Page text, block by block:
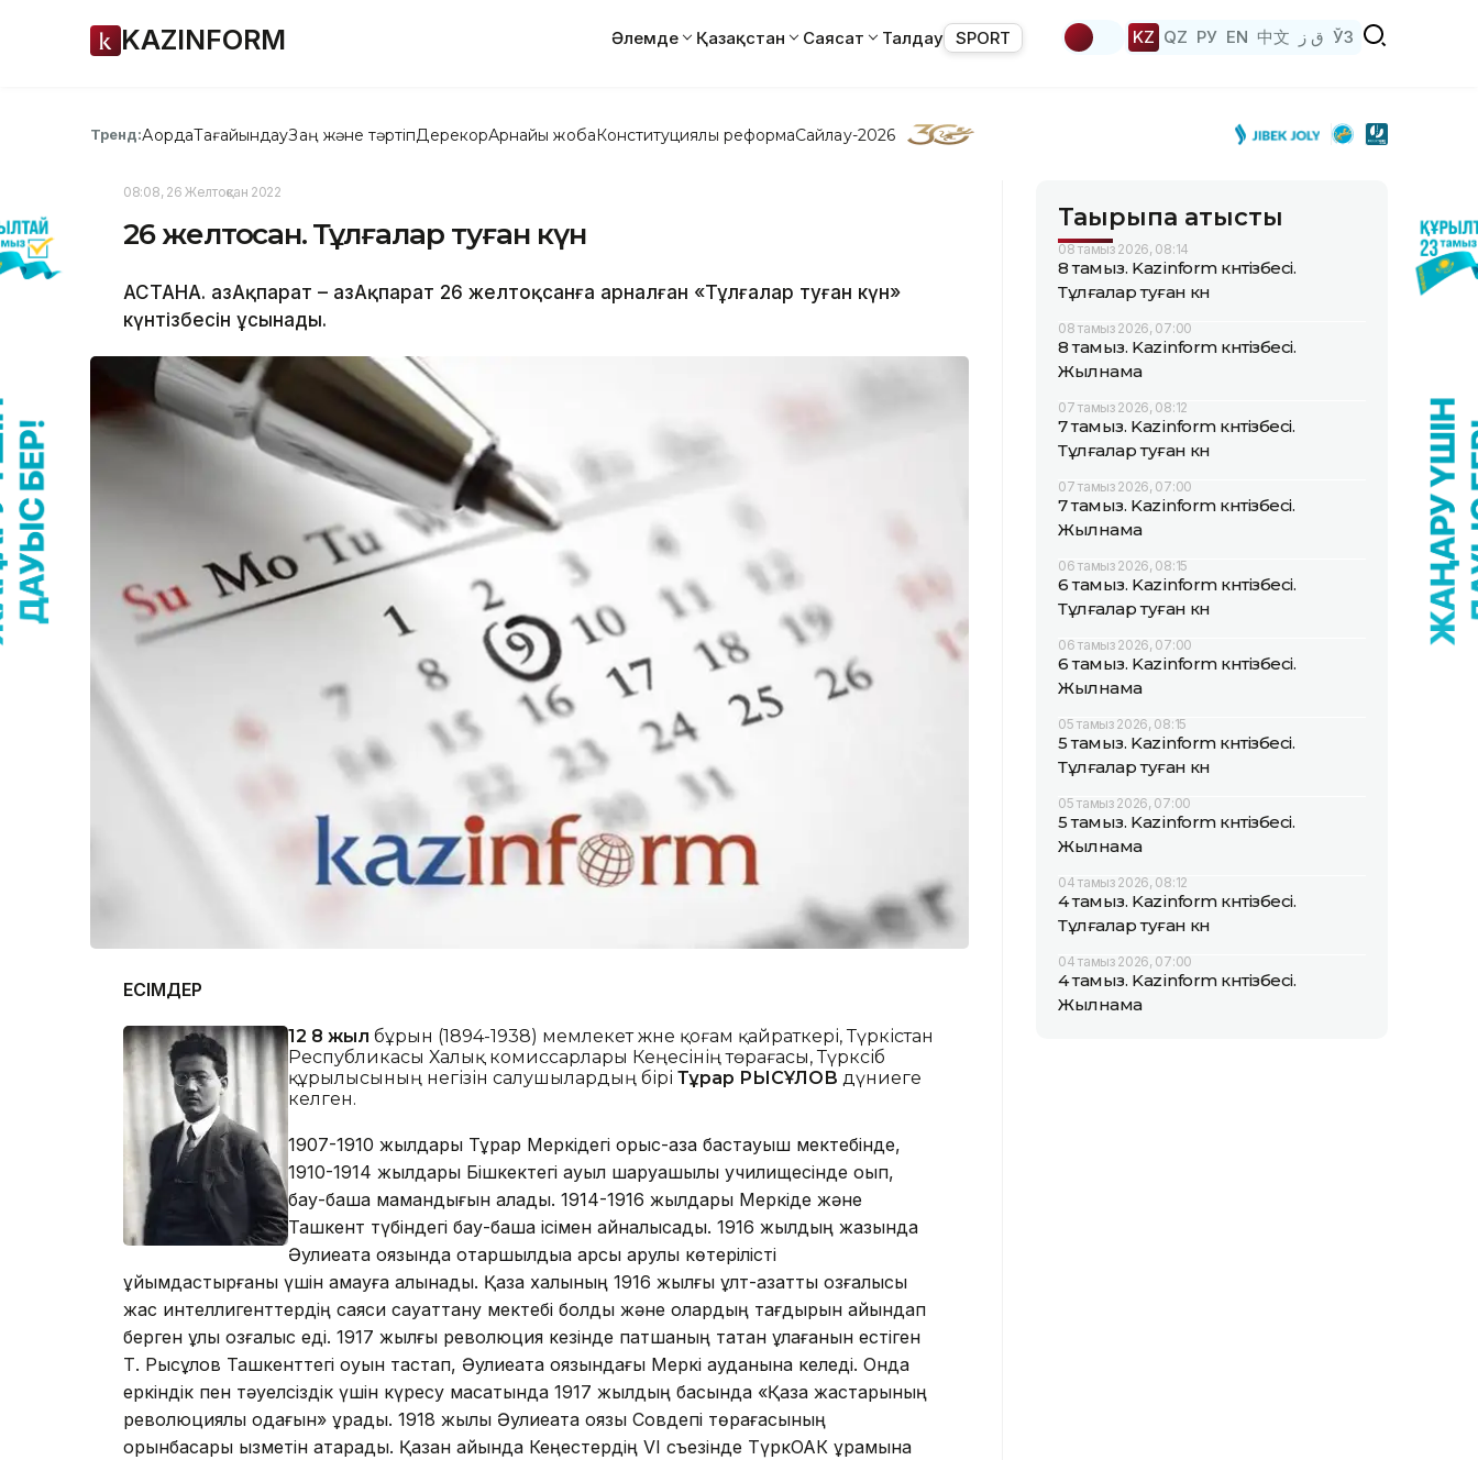
KAZINFORM Әлемде Қазақстан Саясат Талдау SPORT KZ QZ РУ EN 中文 ق ز ЎЗ
Тренд:АқордаТағайындауЗаң және тәртіпДерекқорАрнайы жобаКонституциялық реформаСайлау-2026
08:08, 26 Желтоқсан 2022
26 желтоқсан. Тұлғалар туған күн
АСТАНА. ҚазАқпарат – ҚазАқпарат 26 желтоқсанға арналған «Тұлғалар туған күн»
күнтізбесін ұсынады.
ЕСІМДЕР
12 8 жыл бұрын (1894-1938) мемлекет және қоғам қайраткері, Түркістан
Республикасы Халық комиссарлары Кеңесінің төрағасы, Түрксіб
құрылысының негізін салушылардың бірі Тұрар РЫСҚҰЛОВ дүниеге
келген.
1907-1910 жылдары Тұрар Меркідегі орыс-қазақ бастауыш мектебінде,
1910-1914 жылдары Бішкектегі ауыл шаруашылық училищесінде оқып,
бау-бақша мамандығын алады. 1914-1916 жылдары Меркіде және
Ташкент түбіндегі бау-бақша ісімен айналысады. 1916 жылдың жазында
Әулиеата оязында отаршылдыққа қарсы қарулы көтерілісті
ұйымдастырғаны үшін қамауға алынады. Қазақ халқының 1916 жылғы ұлт-азаттық қозғалысы
жас интеллигенттердің саяси сауаттану мектебі болды және олардың тағдырын айқындап
берген ұлы қозғалыс еді. 1917 жылғы революция кезінде патшаның тақтан құлағанын естіген
Т. Рысқұлов Ташкенттегі оқуын тастап, Әулиеата оязындағы Меркі ауданына келеді. Онда
еркіндік пен тәуелсіздік үшін күресу мақсатында 1917 жылдың басында «Қазақ жастарының
революциялық одағын» құрады. 1918 жылы Әулиеата оязы Совдепі төрағасының
орынбасары қызметін атқарады. Қазан айында Кеңестердің VІ съезінде ТүркОАК құрамына
Тақырыпқа қатысты
08 тамыз 2026, 08:14
8 тамыз. Kazinform күнтізбесі.
Тұлғалар туған күн
08 тамыз 2026, 07:00
8 тамыз. Kazinform күнтізбесі.
Жылнама
07 тамыз 2026, 08:12
7 тамыз. Kazinform күнтізбесі.
Тұлғалар туған күн
07 тамыз 2026, 07:00
7 тамыз. Kazinform күнтізбесі.
Жылнама
06 тамыз 2026, 08:15
6 тамыз. Kazinform күнтізбесі.
Тұлғалар туған күн
06 тамыз 2026, 07:00
6 тамыз. Kazinform күнтізбесі.
Жылнама
05 тамыз 2026, 08:15
5 тамыз. Kazinform күнтізбесі.
Тұлғалар туған күн
05 тамыз 2026, 07:00
5 тамыз. Kazinform күнтізбесі.
Жылнама
04 тамыз 2026, 08:12
4 тамыз. Kazinform күнтізбесі.
Тұлғалар туған күн
04 тамыз 2026, 07:00
4 тамыз. Kazinform күнтізбесі.
Жылнама